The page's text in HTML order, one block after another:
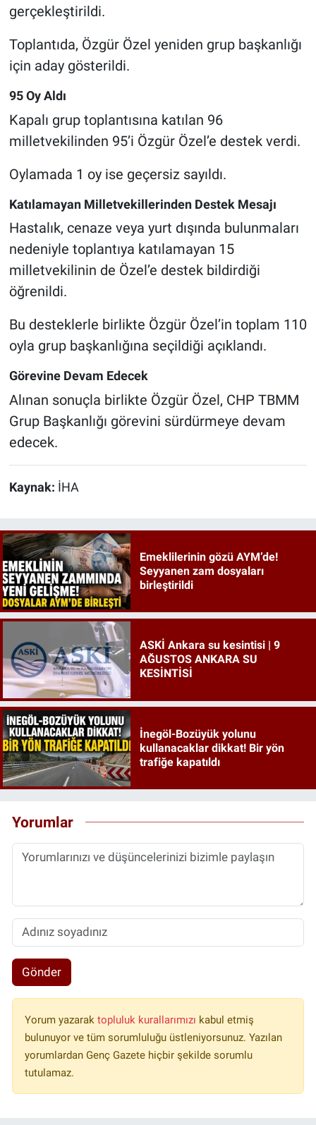
gerçekleştirildi.
Toplantıda, Özgür Özel yeniden grup başkanlığı
için aday gösterildi.
95 Oy Aldı
Kapalı grup toplantısına katılan 96
milletvekilinden 95’i Özgür Özel’e destek verdi.
Oylamada 1 oy ise geçersiz sayıldı.
Katılamayan Milletvekillerinden Destek Mesajı
Hastalık, cenaze veya yurt dışında bulunmaları
nedeniyle toplantıya katılamayan 15
milletvekilinin de Özel’e destek bildirdiği
öğrenildi.
Bu desteklerle birlikte Özgür Özel’in toplam 110
oyla grup başkanlığına seçildiği açıklandı.
Görevine Devam Edecek
Alınan sonuçla birlikte Özgür Özel, CHP TBMM
Grup Başkanlığı görevini sürdürmeye devam
edecek.
Kaynak: İHA
Emeklilerinin gözü AYM’de!
Seyyanen zam dosyaları
birleştirildi
ASKİ Ankara su kesintisi | 9
AĞUSTOS ANKARA SU
KESİNTİSİ
İnegöl-Bozüyük yolunu
kullanacaklar dikkat! Bir yön
trafiğe kapatıldı
Yorumlar
Gönder
Yorum yazarak topluluk kurallarımızı kabul etmiş
bulunuyor ve tüm sorumluluğu üstleniyorsunuz. Yazılan
yorumlardan Genç Gazete hiçbir şekilde sorumlu
tutulamaz.